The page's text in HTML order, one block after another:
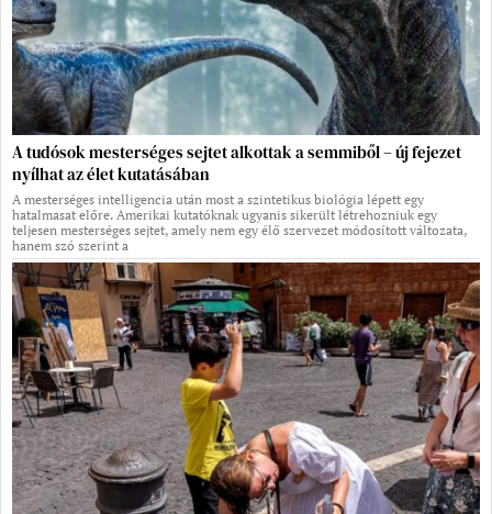
A tudósok mesterséges sejtet alkottak a semmiből – új fejezet
nyílhat az élet kutatásában
A mesterséges intelligencia után most a szintetikus biológia lépett egy
hatalmasat előre. Amerikai kutatóknak ugyanis sikerült létrehozniuk egy
teljesen mesterséges sejtet, amely nem egy élő szervezet módosított változata,
hanem szó szerint a